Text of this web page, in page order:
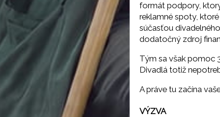
formát podpory,
reklamné spoty,
súčasťou
dodatočný zdroj
Tým sa však pomoc
Divadlá totiž
A práve tu začína
VÝZVA